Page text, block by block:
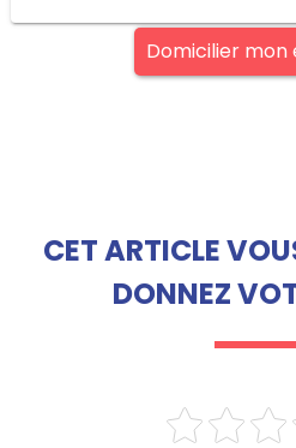
Domicilier
CET ARTICLE
DONNEZ